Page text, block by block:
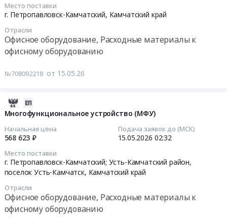
Место поставки
г. Петропавловск-Камчатский, Камчатский край
Отрасли
Офисное оборудование, Расходные материалы к
офисному оборудованию
№708092218 от 15.05.26
Многофункциональное устройство (МФУ)
Начальная цена
568 623 ₽
Подача заявок до (МСК)
15.05.2026 02:32
Место поставки
г. Петропавловск-Камчатский; Усть-Камчатский район,
поселок Усть-Камчатск, Камчатский край
Отрасли
Офисное оборудование, Расходные материалы к
офисному оборудованию